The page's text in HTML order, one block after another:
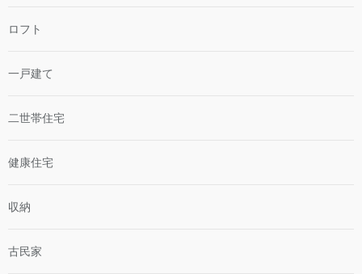
ロフト
一戸建て
二世帯住宅
健康住宅
収納
古民家